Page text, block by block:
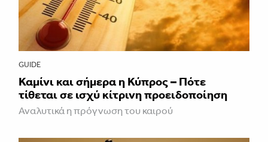
GUIDE
Καμίνι και σήμερα η Κύπρος – Πότε
τίθεται σε ισχύ κίτρινη προειδοποίηση
Αναλυτικά η πρόγνωση του καιρού